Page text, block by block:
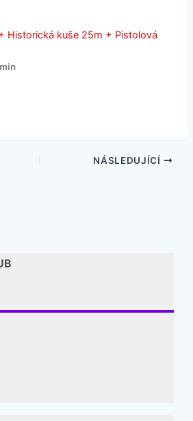
Historická kuše 25m + Pistolová
NÁSLEDUJÍCÍ